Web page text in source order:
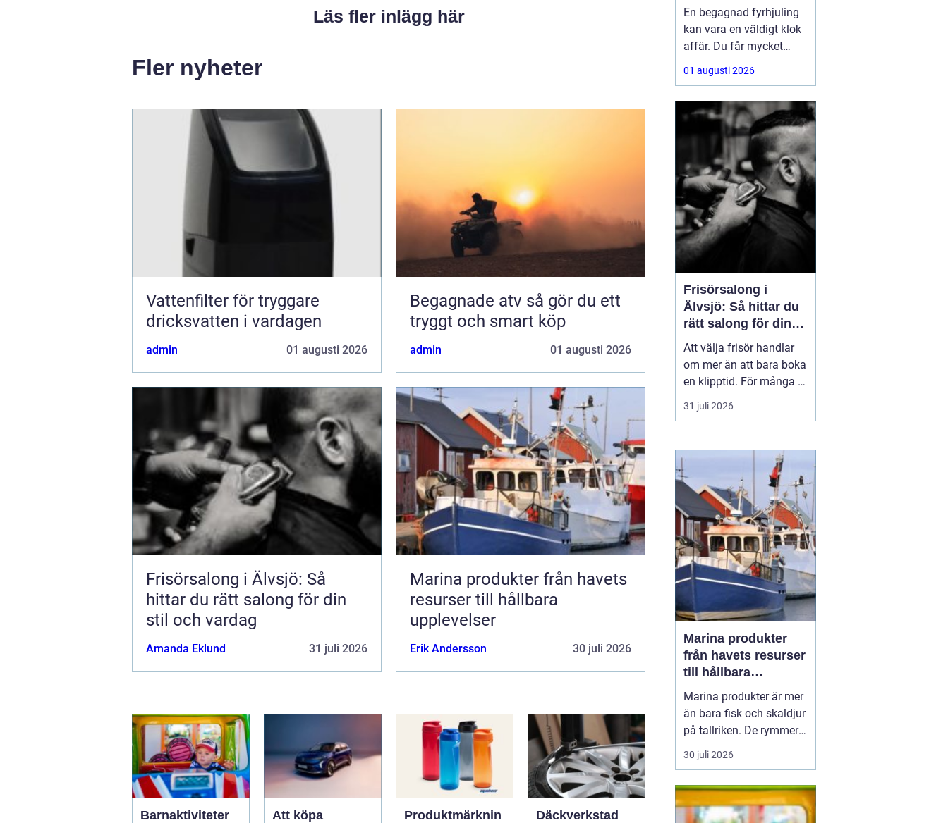
Läs fler inlägg här
Fler nyheter
Vattenfilter för tryggare
dricksvatten i vardagen
admin 01 augusti 2026
Begagnade atv så gör du ett
tryggt och smart köp
admin 01 augusti 2026
Frisörsalong i Älvsjö: Så
hittar du rätt salong för din
stil och vardag
Amanda Eklund 31 juli 2026
Marina produkter från havets
resurser till hållbara
upplevelser
Erik Andersson 30 juli 2026
Barnaktiviteter
Att köpa
Produktmärknin
Däckverkstad
En begagnad fyrhjuling
kan vara en väldigt klok
affär. Du får mycket
funktion för pengarna
och slipper den största
ofta kommer direkt när
en maskin är ny.
Samtidigt kräver ett
andrahandsköp mer
eftertanke. Den som vill
köpa
01 augusti 2026
Frisörsalong i
Älvsjö: Så hittar du
rätt salong för din
stil och vardag
Att välja frisör handlar
om mer än att bara boka
en klipptid. För många är
frisörbesöket en paus i
vardagen, en chans att
känna sig mer som sig
själv. I Älvsjö fi...
31 juli 2026
Marina produkter
från havets resurser
till hållbara
upplevelser
Marina produkter är mer
än bara fisk och skaldjur
på tallriken. De rymmer
allt från mat och hälsa
till friluftsliv, kultur och
områden spelar havet en
central roll för både
30 juli 2026